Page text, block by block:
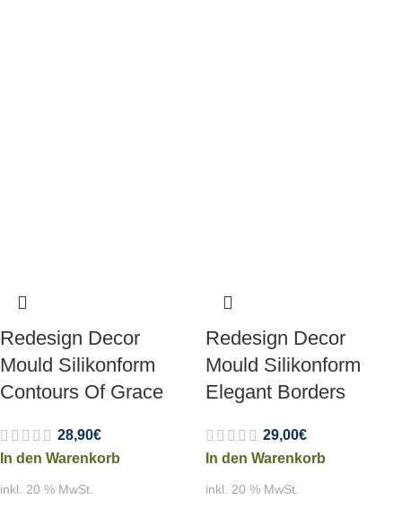
Redesign Decor
Mould Silikonform
Contours Of Grace
28,90€
In den Warenkorb
inkl. 20 % MwSt.
Redesign Decor
Mould Silikonform
Elegant Borders
29,00€
In den Warenkorb
inkl. 20 % MwSt.